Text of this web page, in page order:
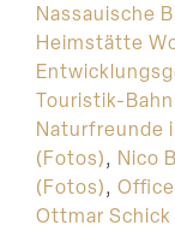
Nassauische
Heimstätte
Touristik-Bahn
Naturfreunde
(Fotos), Nico
(Fotos),
Ottmar